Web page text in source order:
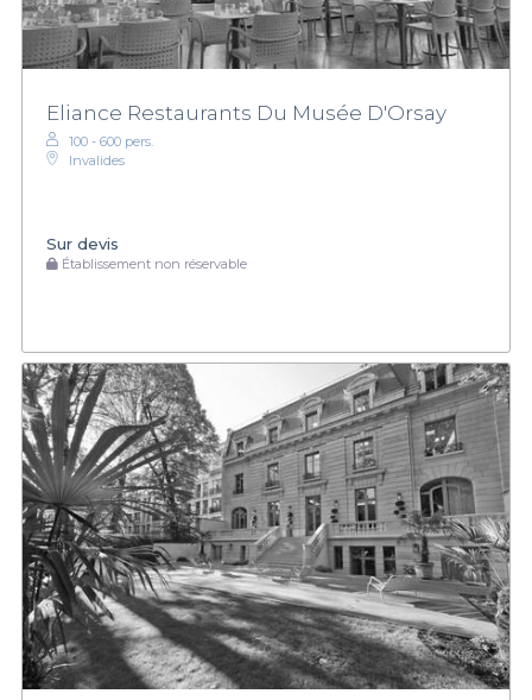
Eliance Restaurants Du Musée D'Orsay
100 - 600 pers.
Invalides
Sur devis
Établissement non réservable